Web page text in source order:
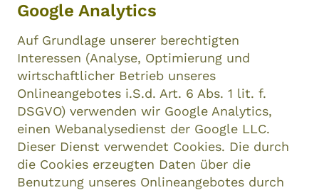
Google Analytics
Auf Grundlage unserer berechtigten
Interessen (Analyse, Optimierung und
wirtschaftlicher Betrieb unseres
Onlineangebotes i.S.d. Art. 6 Abs. 1 lit. f.
DSGVO) verwenden wir Google Analytics,
einen Webanalysedienst der Google LLC.
Dieser Dienst verwendet Cookies. Die durch
die Cookies erzeugten Daten über die
Benutzung unseres Onlineangebotes durch